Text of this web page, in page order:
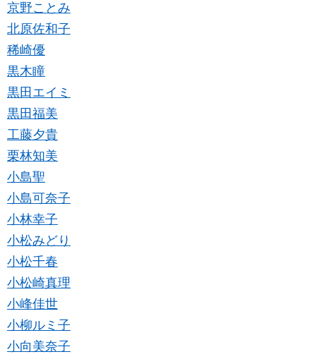
京野ことみ
北原佐和子
稀崎優
黒木瞳
黒田エイミ
黒田福美
工藤夕貴
栗林知美
小島聖
小島可奈子
小林幸子
小松みどり
小松千春
小松崎真理
小峰佳世
小柳ルミ子
小向美奈子